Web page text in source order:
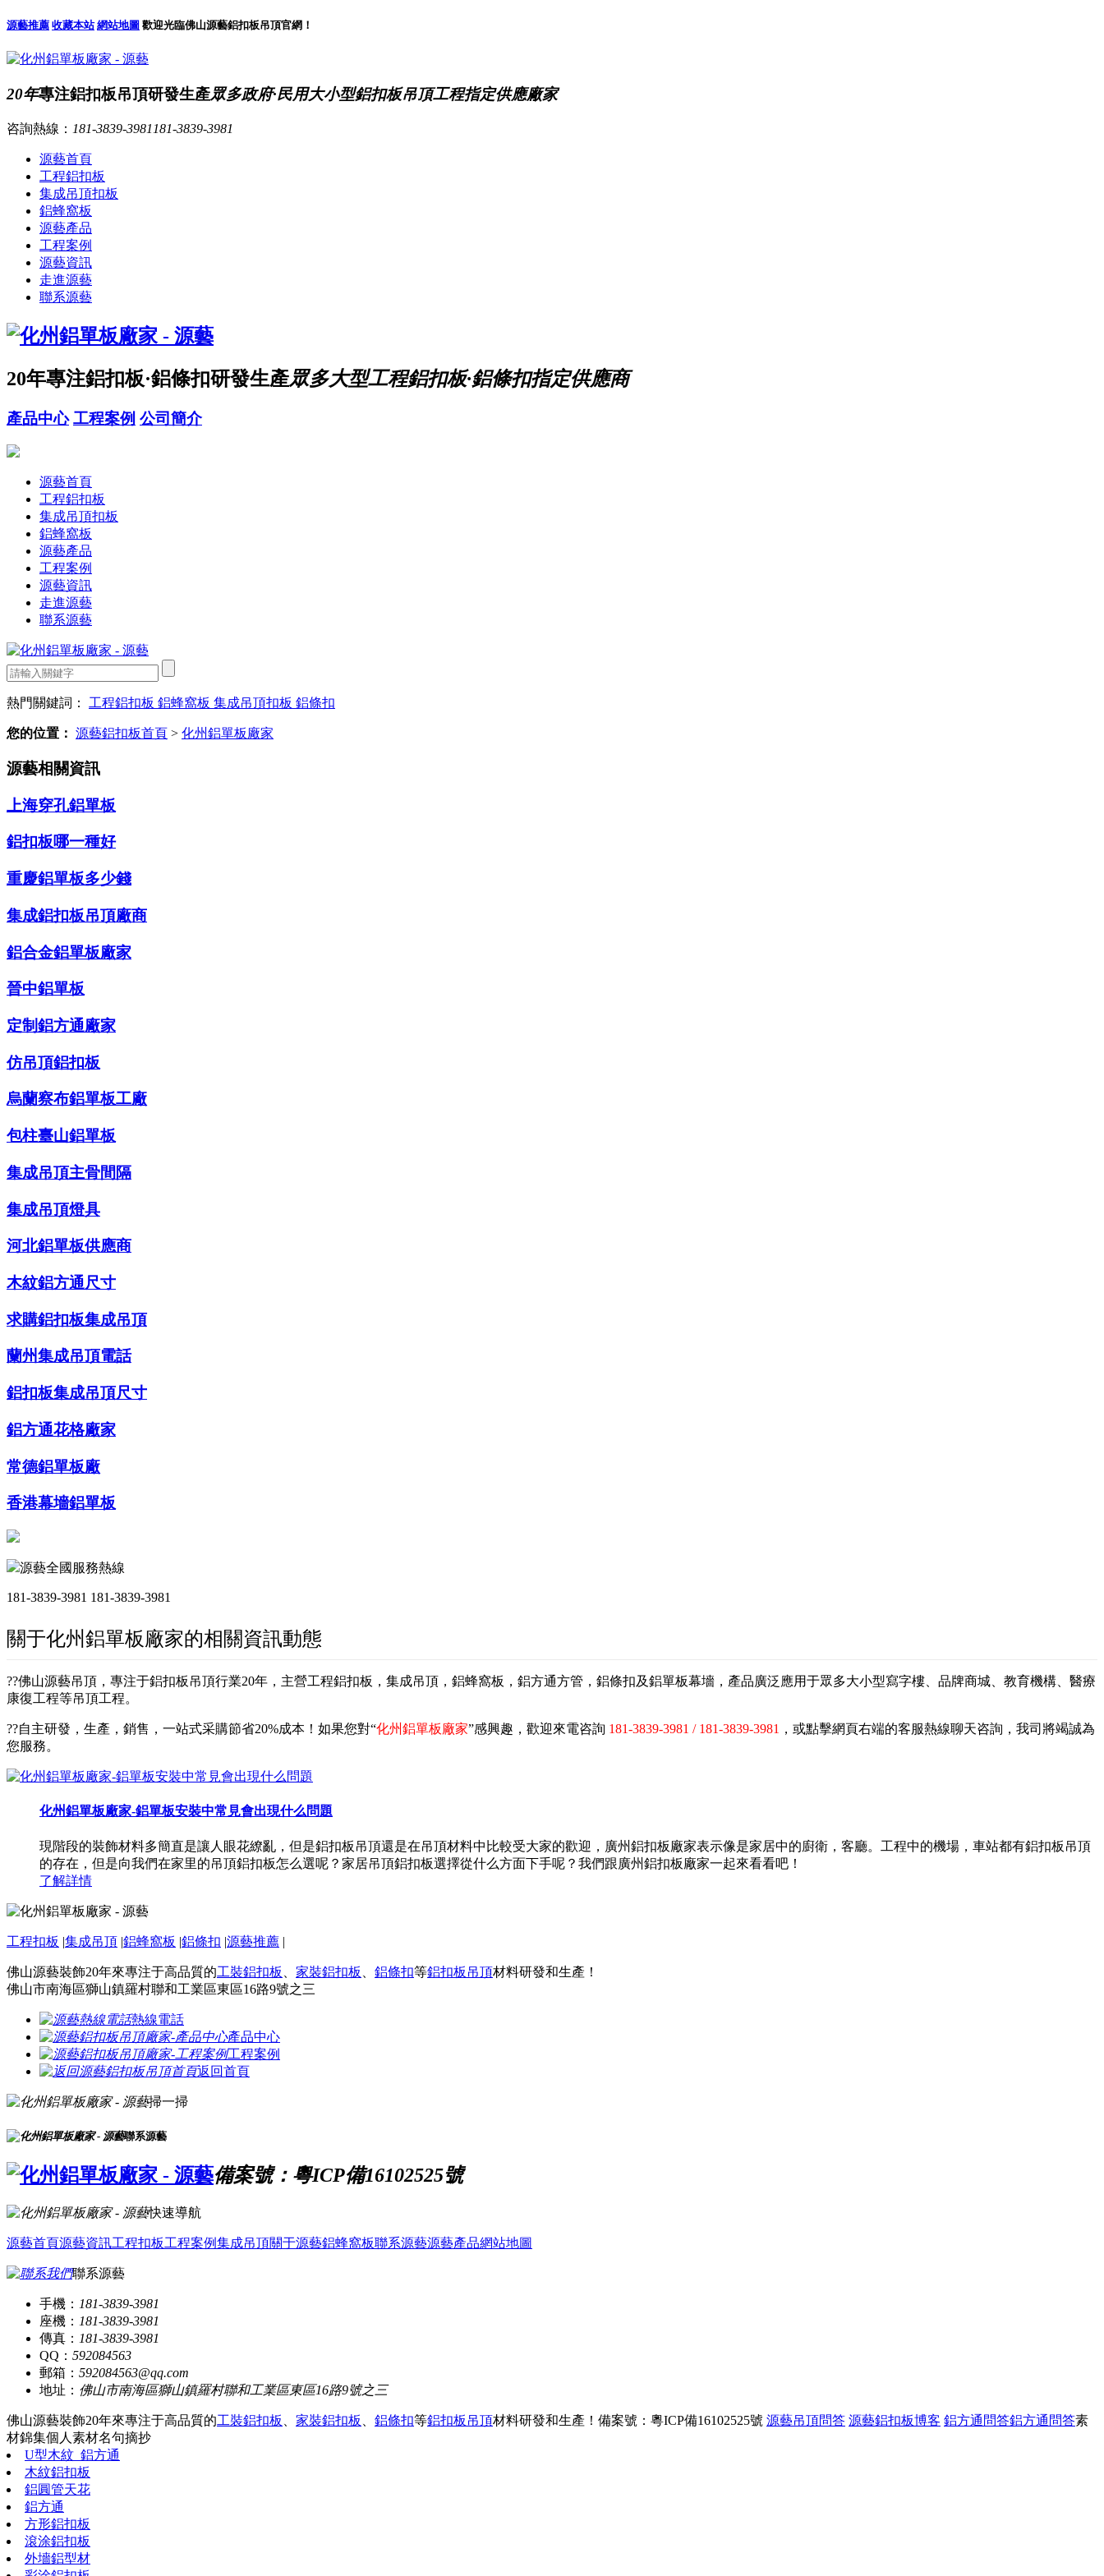
源藝推薦 收藏本站 網站地圖 歡迎光臨佛山源藝鋁扣板吊頂官網！
20年專注鋁扣板吊頂研發生產眾多政府·民用大小型鋁扣板吊頂工程指定供應廠家
咨詢熱線： 181-3839-3981 181-3839-3981
源藝首頁
工程鋁扣板
集成吊頂扣板
鋁蜂窩板
源藝產品
工程案例
源藝資訊
走進源藝
聯系源藝
20年專注鋁扣板·鋁條扣研發生產眾多大型工程鋁扣板·鋁條扣指定供應商
產品中心 工程案例 公司簡介
源藝首頁
工程鋁扣板
集成吊頂扣板
鋁蜂窩板
源藝產品
工程案例
源藝資訊
走進源藝
聯系源藝
熱門關鍵詞： 工程鋁扣板 鋁蜂窩板 集成吊頂扣板 鋁條扣
您的位置： 源藝鋁扣板首頁 > 化州鋁單板廠家
源藝相關資訊
上海穿孔鋁單板
鋁扣板哪一種好
重慶鋁單板多少錢
集成鋁扣板吊頂廠商
鋁合金鋁單板廠家
晉中鋁單板
定制鋁方通廠家
仿吊頂鋁扣板
烏蘭察布鋁單板工廠
包柱臺山鋁單板
集成吊頂主骨間隔
集成吊頂燈具
河北鋁單板供應商
木紋鋁方通尺寸
求購鋁扣板集成吊頂
蘭州集成吊頂電話
鋁扣板集成吊頂尺寸
鋁方通花格廠家
常德鋁單板廠
香港幕墻鋁單板
源藝全國服務熱線
181-3839-3981 181-3839-3981
關于化州鋁單板廠家的相關資訊動態
??佛山源藝吊頂，專注于鋁扣板吊頂行業20年，主營工程鋁扣板，集成吊頂，鋁蜂窩板，鋁方通方管，鋁條扣及鋁單板幕墻，產品廣泛應用于眾多大小型寫字樓、品牌商城、教育機構、醫療
康復工程等吊頂工程。
??自主研發，生產，銷售，一站式采購節省20%成本！如果您對“化州鋁單板廠家”感興趣，歡迎來電咨詢 181-3839-3981 / 181-3839-3981 ，或點擊網頁右端的客服熱線聊天咨詢，我司將竭誠為
您服務。
化州鋁單板廠家-鋁單板安裝中常見會出現什么問題
現階段的裝飾材料多簡直是讓人眼花繚亂，但是鋁扣板吊頂還是在吊頂材料中比較受大家的歡迎，廣州鋁扣板廠家表示像是家居中的廚衛，客廳。工程中的機場，車站都有鋁扣板吊頂
的存在，但是向我們在家里的吊頂鋁扣板怎么選呢？家居吊頂鋁扣板選擇從什么方面下手呢？我們跟廣州鋁扣板廠家一起來看看吧！
了解詳情
工程扣板 |集成吊頂 |鋁蜂窩板 |鋁條扣 |源藝推薦 |
佛山源藝裝飾20年來專注于高品質的工裝鋁扣板 家裝鋁扣板 鋁條扣等鋁扣板吊頂材料研發和生產！
佛山市南海區獅山鎮羅村聯和工業區東區16路9號之三
熱線電話
產品中心
工程案例
返回首頁
掃一掃
聯系源藝
備案號：粵ICP備16102525號
快速導航
源藝首頁源藝資訊工程扣板工程案例集成吊頂關于源藝鋁蜂窩板聯系源藝源藝產品網站地圖
聯系源藝
手機： 181-3839-3981
座機： 181-3839-3981
傳真： 181-3839-3981
QQ： 592084563
郵箱： 592084563@qq.com
地址： 佛山市南海區獅山鎮羅村聯和工業區東區16路9號之三
佛山源藝裝飾20年來專注于高品質的工裝鋁扣板 家裝鋁扣板 鋁條扣等鋁扣板吊頂材料研發和生產！ 備案號：粵ICP備16102525號 源藝吊頂問答 源藝鋁扣板博客 鋁方通問答鋁方通問答素
材錦集個人素材名句摘抄
U型木紋_鋁方通
木紋鋁扣板
鋁圓管天花
鋁方通
方形鋁扣板
滾涂鋁扣板
外墻鋁型材